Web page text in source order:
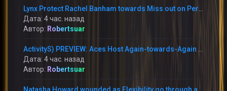
Дата: 4 час. назад
Автор: Robertsuar
Дата: 4 час. назад
Автор: Robertsuar